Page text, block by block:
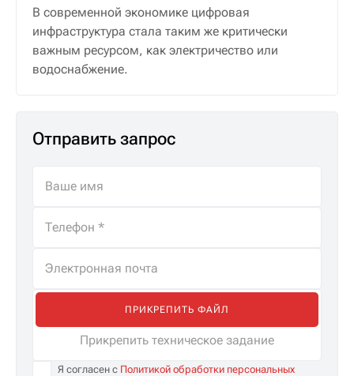
В современной экономике цифровая
инфраструктура стала таким же критически
важным ресурсом, как электричество или
водоснабжение.
Отправить запрос
ПРИКРЕПИТЬ ФАЙЛ
Прикрепить техническое задание
Я согласен с Политикой обработки персональных